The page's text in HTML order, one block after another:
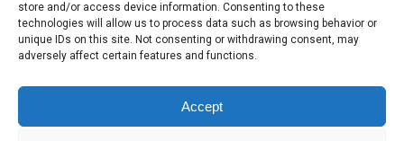
store and/or access device information. Consenting to these
technologies will allow us to process data such as browsing behavior or
unique IDs on this site. Not consenting or withdrawing consent, may
adversely affect certain features and functions.
Accept